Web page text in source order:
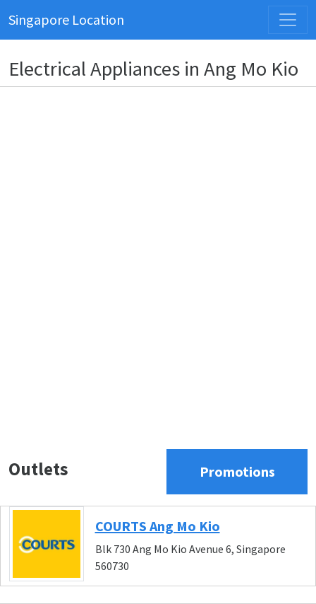
Singapore Location
Electrical Appliances in Ang Mo Kio
Outlets Promotions
COURTS Ang Mo Kio
Blk 730 Ang Mo Kio Avenue 6, Singapore
560730